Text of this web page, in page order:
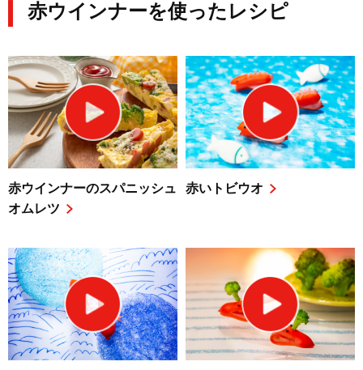
赤ウインナーを使ったレシピ
赤ウインナーのスパニッシュ
オムレツ
赤いトビウオ